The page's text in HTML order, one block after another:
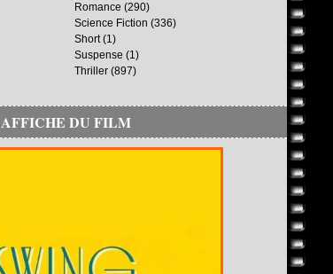
Romance (290)
Science Fiction (336)
Short(1)
Suspense (1)
Thriller (897)
AFFICHE DU FILM